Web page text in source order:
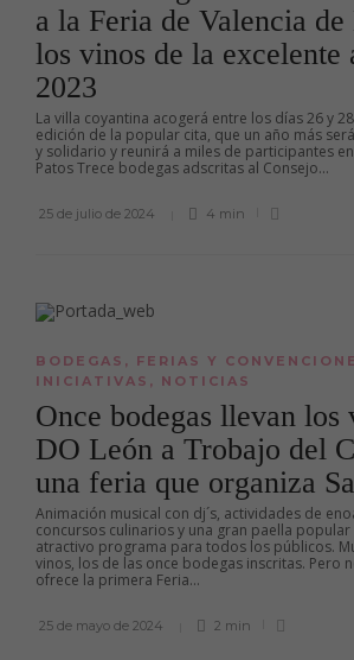
a la Feria de Valencia de
los vinos de la excelente
2023
La villa coyantina acogerá entre los días 26 y
edición de la popular cita, que un año más
y solidario y reunirá a miles de participantes
Patos Trece bodegas adscritas al Consejo...
25 de julio de 2024 4 min
BODEGAS , FERIAS Y
INICIATIVAS , NOTICIAS
Once bodegas llevan los
DO León a Trobajo del
una feria que organiza
Animación musical con dj´s, actividades de
concursos culinarios y una gran paella
atractivo programa para todos los públicos.
vinos, los de las once bodegas inscritas. Pero
ofrece la primera Feria...
25 de mayo de 2024 2 min